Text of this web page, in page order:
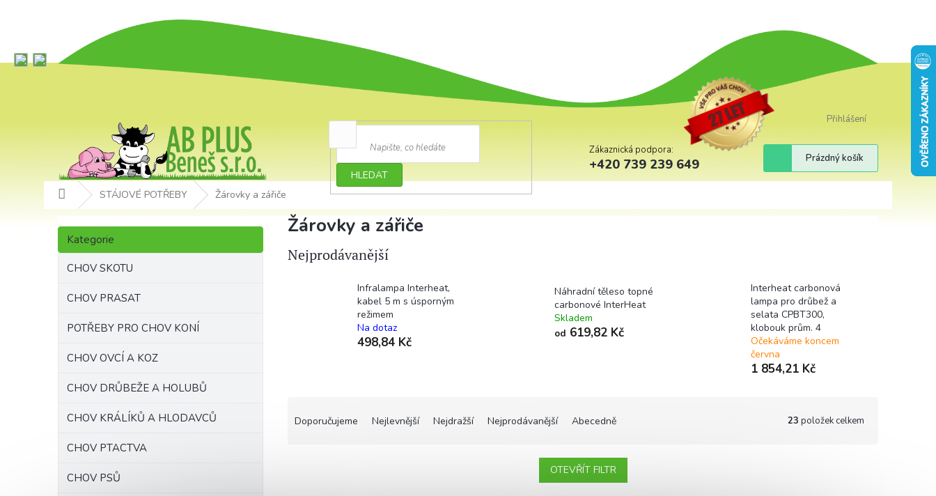
Přihlášení
HLEDAT
Zákaznická podpora:
+420 739 239 649
Nákupní
košík
Prázdný košík
Domů STÁJOVÉ POTŘEBY Žárovky a zářiče
P
s
Přeskočit
kategorie
Kategorie
CHOV SKOTU
CHOV PRASAT
POTŘEBY PRO CHOV KONÍ
CHOV OVCÍ A KOZ
CHOV DRŮBEŽE A HOLUBŮ
CHOV KRÁLÍKŮ A HLODAVCŮ
CHOV PTACTVA
CHOV PSŮ
Žárovky a zářiče
Nejprodávanější
Infralampa Interheat,
kabel 5 m s úsporným
režimem
Na dotaz
498,84 Kč
Náhradní těleso topné
carbonové InterHeat
Skladem
od 619,82 Kč
Interheat carbonová
lampa pro drůbež a
selata CPBT300,
klobouk prům. 4
Očekáváme koncem
června
1 854,21 Kč
Doporučujeme Nejlevnější Nejdražší Nejprodávanější Abecedně 23 položek celkem
OTEVŘÍT FILTR